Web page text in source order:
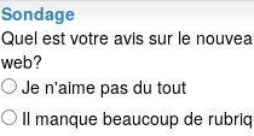
Sondage
Quel est votre avis sur le
web?
Je n'aime pas du tout
Il manque beaucoup de